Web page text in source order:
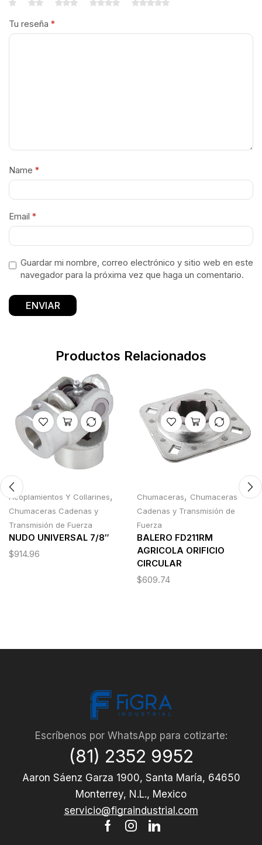
Tu reseña *
Name *
Email *
Guardar mi nombre, correo electrónico y sitio web en este
navegador para la próxima vez que haga un comentario.
Productos Relacionados
Acoplamientos Y Collarines,
Chumaceras Cadenas y
Transmisión de Fuerza
NUDO UNIVERSAL 7/8″
$914.96
Chumaceras, Chumaceras
Cadenas y Transmisión de
Fuerza
BALERO FD211RM
AGRICOLA ORIFICIO
CIRCULAR
$609.74
Escríbenos por WhatsApp para cotizarte:
(81) 2352 9952
Aaron Sáenz Garza 1900, Santa María, 64650
Monterrey, N.L., Mexico
servicio@figraindustrial.com